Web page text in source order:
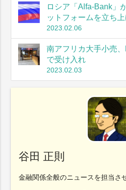
ロシア「Alfa-Bank」
ットフォームを立ち
2023.02.06
南アフリカ大手小売
で受け入れ
2023.02.03
谷田 正則
金融関係全般のニュースを担当さ